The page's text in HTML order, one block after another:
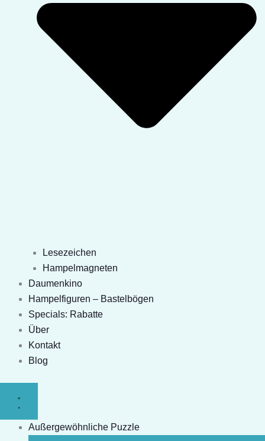
Lesezeichen
Hampelmagneten
Daumenkino
Hampelfiguren – Bastelbögen
Specials: Rabatte
Über
Kontakt
Blog
Außergewöhnliche Puzzle